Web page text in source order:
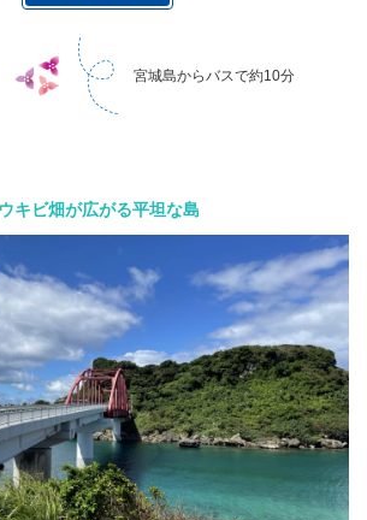
宮城島からバスで約10分
キビ畑が広がる平坦な島